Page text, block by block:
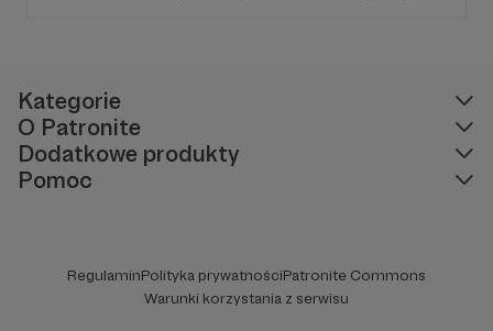
Kategorie
O Patronite
Dodatkowe produkty
Pomoc
RegulaminPolityka prywatnościPatronite Commons
Warunki korzystania z serwisu